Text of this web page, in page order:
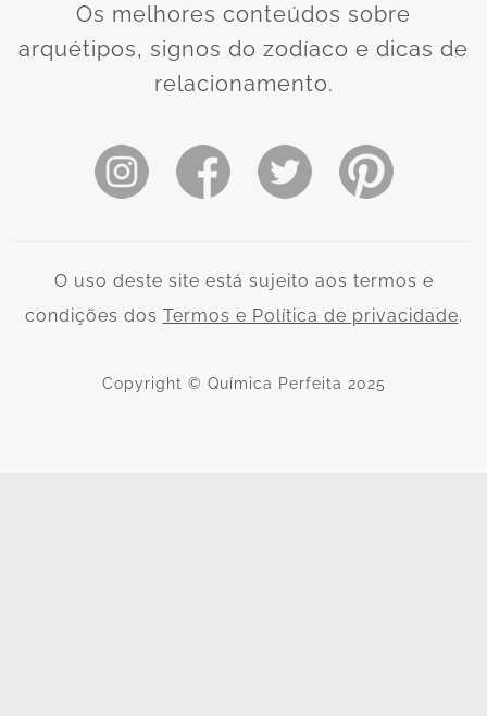
Os melhores conteúdos sobre
arquétipos, signos do zodíaco e dicas de
relacionamento.
O uso deste site está sujeito aos termos e
condições dos Termos e Política de privacidade.
Copyright © Química Perfeita 2025